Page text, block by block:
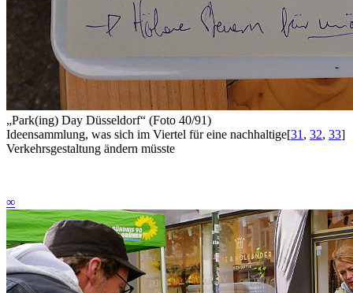
„Park(ing) Day Düsseldorf“ (Foto 40/91)
Ideensammlung, was sich im Viertel für eine nachhaltige[31 , 32, 33]
Verkehrsgestaltung ändern müsste
∞